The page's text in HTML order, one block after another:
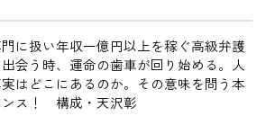
に扱い年収一億円以上を稼ぐ高級弁護
会う時、運命の歯車が回り始める。人
はどこにあるのか。その意味を問う本
ンス！ 構成・天沢彰